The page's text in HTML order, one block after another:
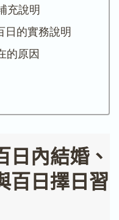
充說明
日的實務說明
的原因
日內結婚、
百日擇日習